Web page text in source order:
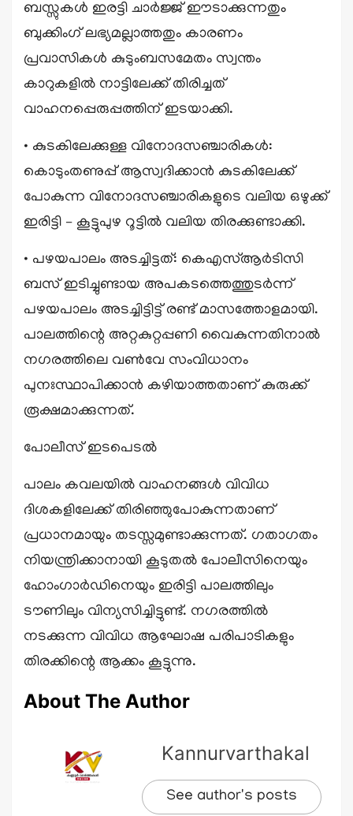
ബസ്സുകൾ ഇരട്ടി ചാർജ്ജ് ഈടാക്കുന്നതും
ബുക്കിംഗ് ലഭ്യമല്ലാത്തതും കാരണം
പ്രവാസികൾ കുടുംബസമേതം സ്വന്തം
കാറുകളിൽ നാട്ടിലേക്ക് തിരിച്ചത്
വാഹനപ്പെരുപ്പത്തിന് ഇടയാക്കി.
• കുടകിലേക്കുള്ള വിനോദസഞ്ചാരികൾ:
കൊടുംതണുപ്പ് ആസ്വദിക്കാൻ കുടകിലേക്ക്
പോകുന്ന വിനോദസഞ്ചാരികളുടെ വലിയ ഒഴുക്ക്
ഇരിട്ടി – കൂട്ടുപുഴ റൂട്ടിൽ വലിയ തിരക്കുണ്ടാക്കി.
• പഴയപാലം അടച്ചിട്ടത്: കെഎസ്ആർടിസി
ബസ് ഇടിച്ചുണ്ടായ അപകടത്തെത്തുടർന്ന്
പഴയപാലം അടച്ചിട്ടിട്ട് രണ്ട് മാസത്തോളമായി.
പാലത്തിന്റെ അറ്റകുറ്റപ്പണി വൈകുന്നതിനാൽ
നഗരത്തിലെ വൺവേ സംവിധാനം
പുനഃസ്ഥാപിക്കാൻ കഴിയാത്തതാണ് കുരുക്ക്
രൂക്ഷമാക്കുന്നത്.
പോലീസ് ഇടപെടൽ
പാലം കവലയിൽ വാഹനങ്ങൾ വിവിധ
ദിശകളിലേക്ക് തിരിഞ്ഞുപോകുന്നതാണ്
പ്രധാനമായും തടസ്സമുണ്ടാക്കുന്നത്. ഗതാഗതം
നിയന്ത്രിക്കാനായി കൂടുതൽ പോലീസിനെയും
ഹോംഗാർഡിനെയും ഇരിട്ടി പാലത്തിലും
ടൗണിലും വിന്യസിച്ചിട്ടുണ്ട്. നഗരത്തിൽ
നടക്കുന്ന വിവിധ ആഘോഷ പരിപാടികളും
തിരക്കിന്റെ ആക്കം കൂട്ടുന്നു.
About The Author
Kannurvarthakal
See author's posts